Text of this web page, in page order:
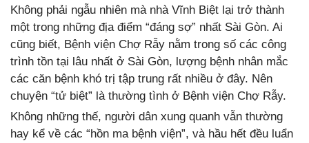
Không phải ngẫu nhiên mà nhà Vĩnh Biệt lại trở thành
một trong những địa điểm “đáng sợ” nhất Sài Gòn. Ai
cũng biết, Bệnh viện Chợ Rẫy nằm trong số các công
trình tồn tại lâu nhất ở Sài Gòn, lượng bệnh nhân mắc
các căn bệnh khó trị tập trung rất nhiều ở đây. Nên
chuyện “tử biệt” là thường tình ở Bệnh viện Chợ Rẫy.
Không những thế, người dân xung quanh vẫn thường
hay kể về các “hồn ma bệnh viện”, và hầu hết đều luẩn